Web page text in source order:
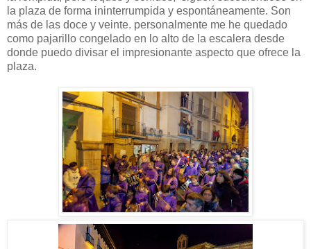
la plaza de forma ininterrumpida y espontáneamente. Son
más de las doce y veinte. personalmente me he quedado
como pajarillo congelado en lo alto de la escalera desde
donde puedo divisar el impresionante aspecto que ofrece la
plaza.